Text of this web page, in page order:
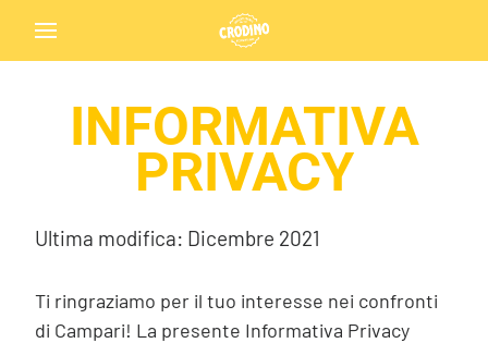
Back
INFORMATIVA
PRIVACY
Ultima modifica: Dicembre 2021
Ti ringraziamo per il tuo interesse nei confronti
di Campari! La presente Informativa Privacy